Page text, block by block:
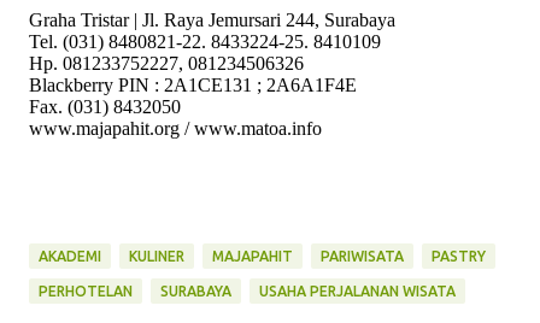
Graha Tristar | Jl. Raya Jemursari 244, Surabaya
Tel. (031) 8480821-22. 8433224-25. 8410109
Hp. 081233752227, 081234506326
Blackberry PIN : 2A1CE131 ; 2A6A1F4E
Fax. (031) 8432050
www.majapahit.org / www.matoa.info
AKADEMI KULINER MAJAPAHIT PARIWISATA PASTRY
PERHOTELAN SURABAYA USAHA PERJALANAN WISATA